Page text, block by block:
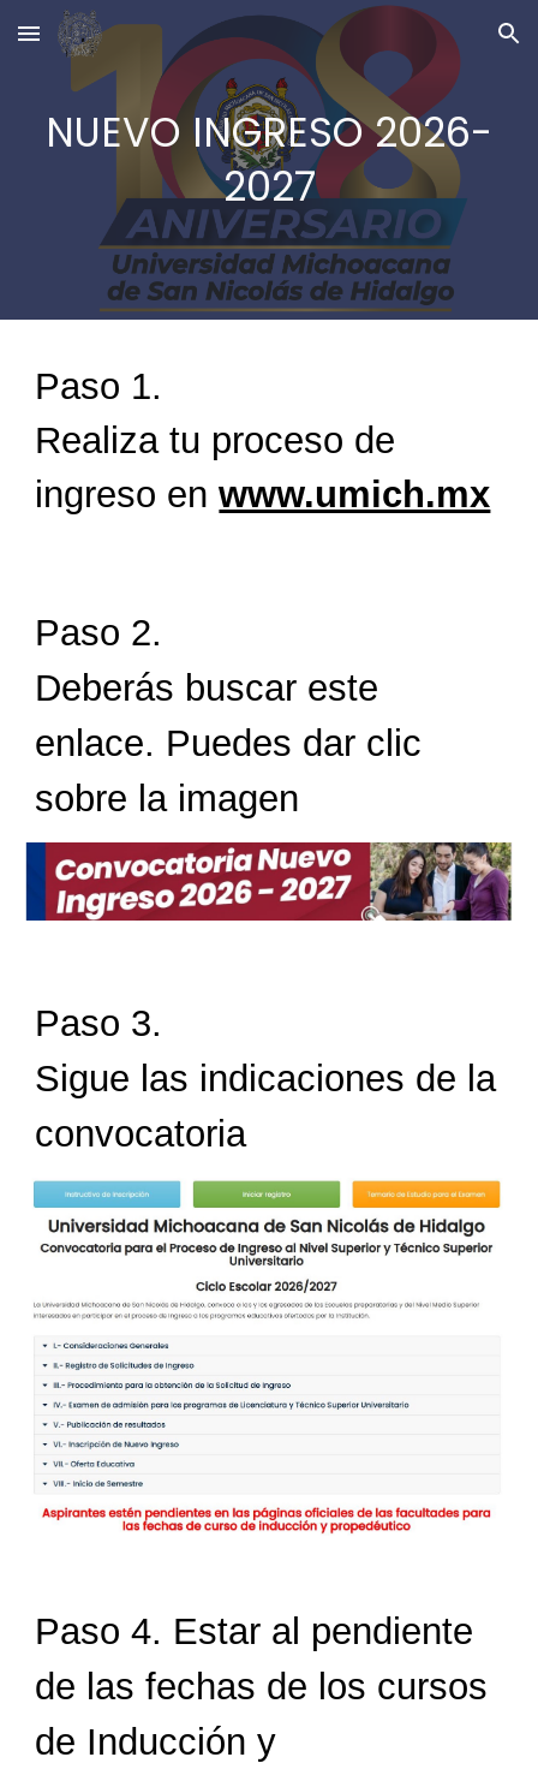
Skip to main content Skip to navigation
NUEVO INGRESO 2026-
2027
Paso 1.
Realiza tu proceso de
ingreso enwww.umich.mx
Paso 2.
Deberás buscar este
enlace. Puedes dar clic
sobre la imagen
Paso 3.
Sigue las indicaciones de la
convocatoria
Paso 4. Estar al pendiente
de las fechas de los cursos
de Inducción y